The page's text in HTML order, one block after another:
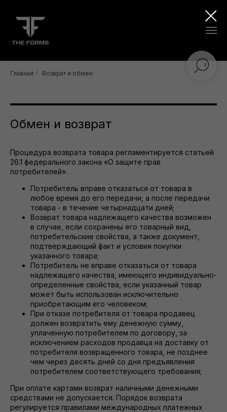
Главная / Возврат и обмен
Обмен и возврат
Процедура возврата товара регламентируется статьей
26.1 федерального закона «О защите прав
потребителей».
Потребитель вправе отказаться от товара в
любое время до его передачи, а после передачи
товара - в течение четырнадцати дней;
Возврат товара надлежащего качества возможен
в случае, если сохранены его товарный вид,
потребительские свойства, а также документ,
подтверждающий факт и условия покупки
указанного товара;
Потребитель не вправе отказаться от товара
надлежащего качества, имеющего индивидуально-
определенные свойства, если указанный товар
может быть использован исключительно
приобретающим его человеком;
При отказе потребителя от товара продавец
должен возвратить ему денежную сумму,
уплаченную потребителем по договору, за
исключением расходов продавца на доставку от
потребителя возвращенного товара, не позднее
чем через десять дней со дня предъявления
потребителем соответствующего требования;
При оплате картами возврат наличными денежными
средствами не допускается. Порядок возврата
регулируется правилами международных платежных